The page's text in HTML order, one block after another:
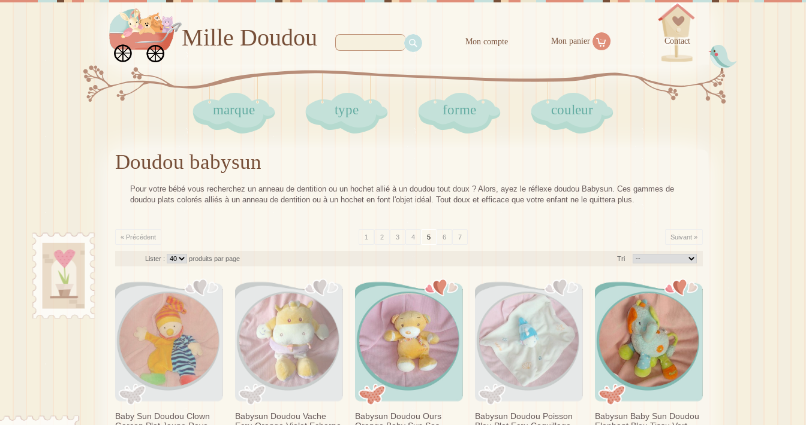
Mille Doudou Mon compte Mon panier Contact
marque type forme couleur
Doudou babysun
Pour votre bébé vous recherchez un anneau de dentition ou un hochet allié à un doudou tout doux ? Alors, ayez le réflexe doudou Babysun. Ces gammes de
doudou plats colorés alliés à un anneau de dentition ou à un hochet en font l'objet idéal. Tout doux et efficace que votre enfant ne le quittera plus.
« Précédent 1 2 3 4 5 6 7 Suivant »
Tri
Lister : produits par page
Baby Sun Doudou Clown
Babysun Doudou Vache
Babysun Doudou Ours
Babysun Doudou Poisson
Babysun Baby Sun Doudou